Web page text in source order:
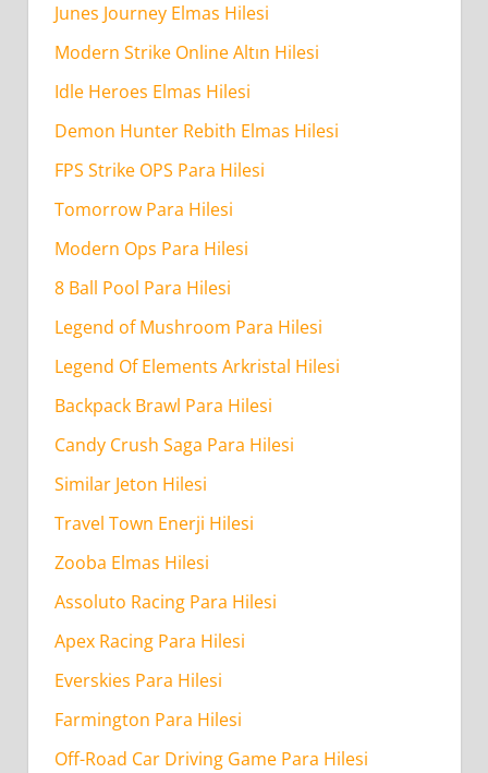
Junes Journey Elmas Hilesi
Modern Strike Online Altın Hilesi
Idle Heroes Elmas Hilesi
Demon Hunter Rebith Elmas Hilesi
FPS Strike OPS Para Hilesi
Tomorrow Para Hilesi
Modern Ops Para Hilesi
8 Ball Pool Para Hilesi
Legend of Mushroom Para Hilesi
Legend Of Elements Arkristal Hilesi
Backpack Brawl Para Hilesi
Candy Crush Saga Para Hilesi
Similar Jeton Hilesi
Travel Town Enerji Hilesi
Zooba Elmas Hilesi
Assoluto Racing Para Hilesi
Apex Racing Para Hilesi
Everskies Para Hilesi
Farmington Para Hilesi
Off-Road Car Driving Game Para Hilesi